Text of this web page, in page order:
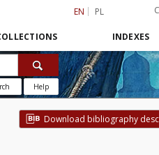
EN PL
INDEXES
Help
Download bibliography